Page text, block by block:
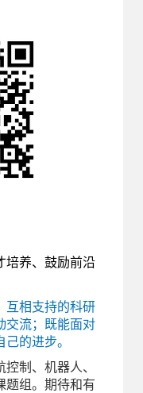
培养、鼓励前沿
互相支持的科研
交流；既能面对
的进步。
制、机器人、
题组。期待和有